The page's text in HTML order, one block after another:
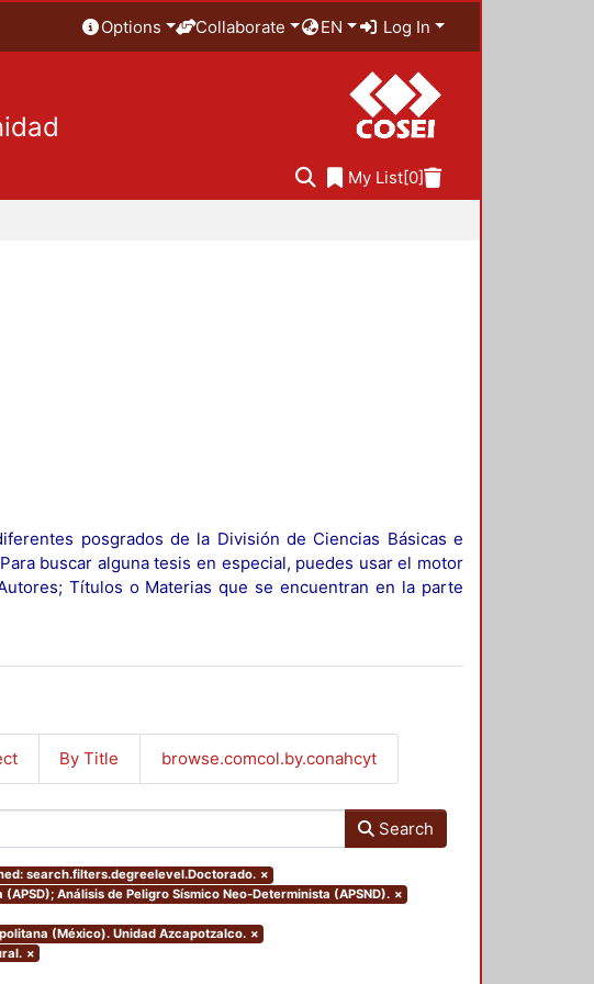
Options Collaborate EN Log In
My List[0]
posgrados de la División de Ciencias Básicas e
buscar alguna tesis en especial, puedes usar el motor
Títulos o Materias que se encuentran en la parte
By Title browse.comcol.by.conahcyt
Search
search.filters.degreelevel.Doctorado. ×
Análisis de Peligro Sísmico Neo-Determinista (APSND). ×
(México). Unidad Azcapotzalco. ×
×